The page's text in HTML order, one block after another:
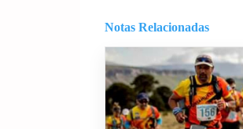
Notas Relacionadas